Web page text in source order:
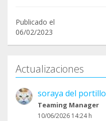
Publicado el
06/02/2023
Actualizaciones
soraya del portillo
Teaming Manager
10/06/2026 14:24 h